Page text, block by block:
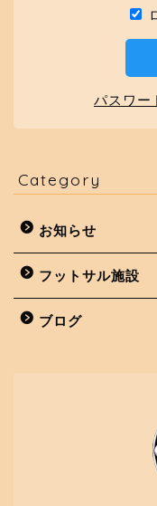
パスワー
Category
お知らせ
フットサル施設
ブログ